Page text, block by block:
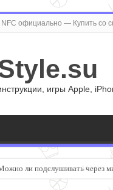
официально — Купить со
игры Apple,
ли подслушивать через